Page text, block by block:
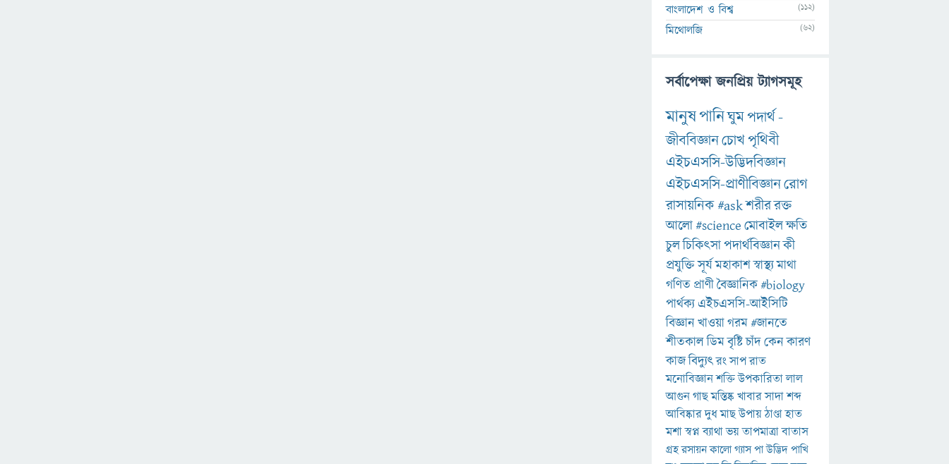
বাংলাদেশ ও বিশ্ব (112)
মিথোলজি (62)
সর্বাপেক্ষা জনপ্রিয় ট্যাগসমূহ
মানুষপানিঘুমপদার্থ-
জীববিজ্ঞানচোখপৃথিবী
এইচএসসি-উদ্ভিদবিজ্ঞান
এইচএসসি-প্রাণীবিজ্ঞানরোগ
রাসায়নিক#askশরীররক্ত
আলো#scienceমোবাইলক্ষতি
চুলচিকিৎসাপদার্থবিজ্ঞানকী
প্রযুক্তিসূর্যমহাকাশস্বাস্থ্যমাথা
গণিত প্রাণীবৈজ্ঞানিক#biology
পার্থক্য এইচএসসি-আইসিটি
বিজ্ঞানখাওয়াগরম#জানতে
শীতকালডিমবৃষ্টিচাঁদকেনকারণ
কাজবিদ্যুৎরংসাপরাত
মনোবিজ্ঞানশক্তিউপকারিতালাল
আগুনগাছমস্তিষ্কখাবারসাদাশব্দ
আবিষ্কারদুধমাছউপায়ঠাণ্ডাহাত
মশাস্বপ্নব্যাথাভয়তাপমাত্রাবাতাস
গ্রহরসায়নকালোগ্যাসপাউদ্ভিদপাখি